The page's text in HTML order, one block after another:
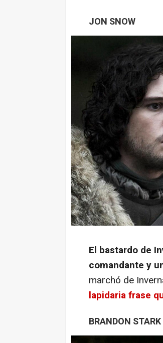
JON SNOW
El bastardo de
comandante y
marchó de
lapidaria frase
BRANDON STARK